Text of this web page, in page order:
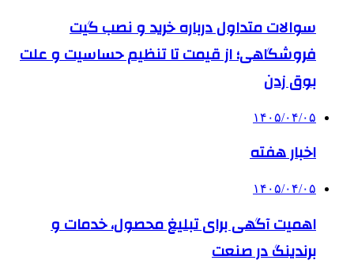
سوالات متداول درباره خرید و نصب گیت
فروشگاهی؛ از قیمت تا تنظیم حساسیت و علت
بوق زدن
۱۴۰۵/۰۴/۰۵
اخبار هفته
۱۴۰۵/۰۴/۰۵
اهمیت آگهی برای تبلیغ محصول، خدمات و
برندینگ در صنعت